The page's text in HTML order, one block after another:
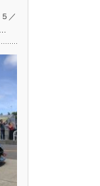
／